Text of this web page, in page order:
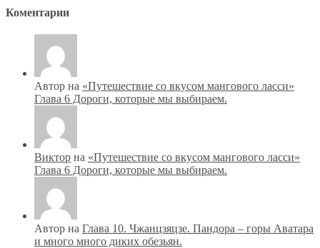
Коментарии
Автор на «Путешествие со вкусом мангового ласси»
Глава 6 Дороги, которые мы выбираем.
Виктор на «Путешествие со вкусом мангового ласси»
Глава 6 Дороги, которые мы выбираем.
Автор на Глава 10. Чжанцзяцзе. Пандора – горы Аватара
и много много диких обезьян.